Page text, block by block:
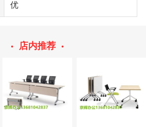
优
店内推荐